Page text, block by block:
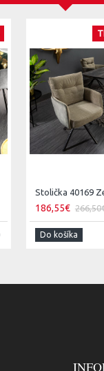
Stolička 40169
186,55€
Do košíka